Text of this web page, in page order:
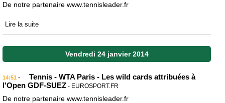
De notre partenaire www.tennisleader.fr
Lire la suite
Vendredi 24 janvier 2014
14:51 -
Tennis - WTA Paris - Les wild cards attribuées à
l'Open GDF-SUEZ - EUROSPORT.FR
De notre partenaire www.tennisleader.fr